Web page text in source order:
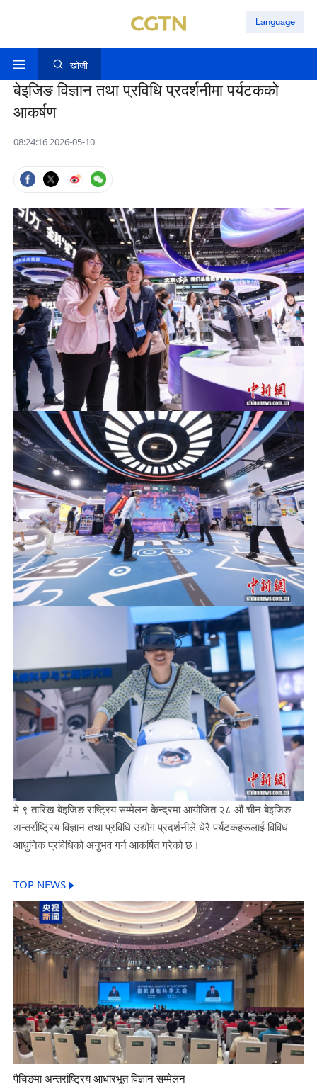
Language
खोजी
बेइजिङ विज्ञान तथा प्रविधि प्रदर्शनीमा पर्यटकको
आकर्षण
08:24:16 2026-05-10
मे ९ तारिख बेइजिङ राष्ट्रिय सम्मेलन केन्द्रमा आयोजित २८ औं चीन बेइजिङ
अन्तर्राष्ट्रिय विज्ञान तथा प्रविधि उद्योग प्रदर्शनीले धेरै पर्यटकहरूलाई विविध
आधुनिक प्रविधिको अनुभव गर्न आकर्षित गरेको छ।
TOP NEWS
पैचिङमा अन्तर्राष्ट्रिय आधारभूत विज्ञान सम्मेलन